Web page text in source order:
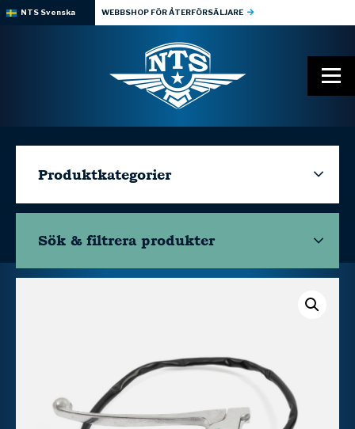
NTS Svenska WEBBSHOP FÖR ÅTERFÖRSÄLJARE
Produktkategorier
Sök & filtrera produkter